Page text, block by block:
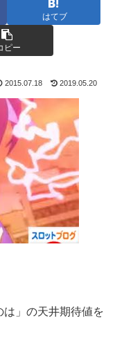
はてブ
ピー
2015.07.18 2019.05.20
は」の天井期待値を